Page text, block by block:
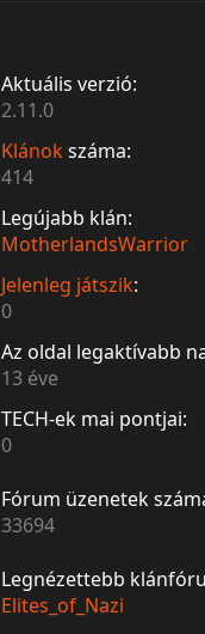
Aktuális verzió:
2.11.0
Klánokszáma:
414
Legújabb klán:
MotherlandsWarrior
Jelenleg játszik:
0
Az oldal legaktívabb
13 éve
TECH-ek mai pontjai:
0
Fórum üzenetek
33694
Legnézettebb
Elites_of_Nazi